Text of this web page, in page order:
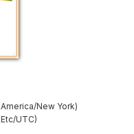
America/New York
Etc/UTC